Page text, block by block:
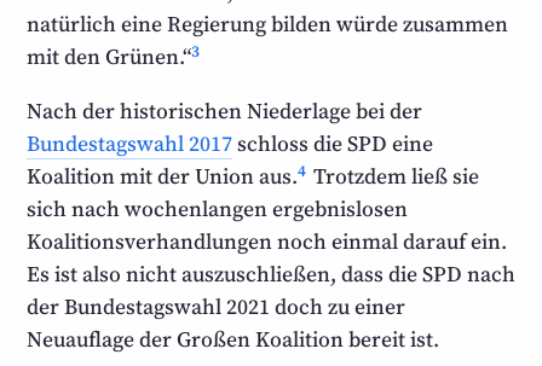
natürlich eine Regierung bilden würde zusammen
mit den Grünen.“3
Nach der historischen Nieder­lage bei der
Bundestags­wahl 2017schloss die SPD eine
Koalition mit der Union aus.4 Trotzdem ließ sie
sich nach wochenlangen ergebnis­losen
Koalitions­verhandlungen noch einmal darauf ein.
Es ist also nicht auszuschließen, dass die SPD nach
der Bundestagswahl 2021 doch zu einer
Neuauflage der Großen Koalition bereit ist.